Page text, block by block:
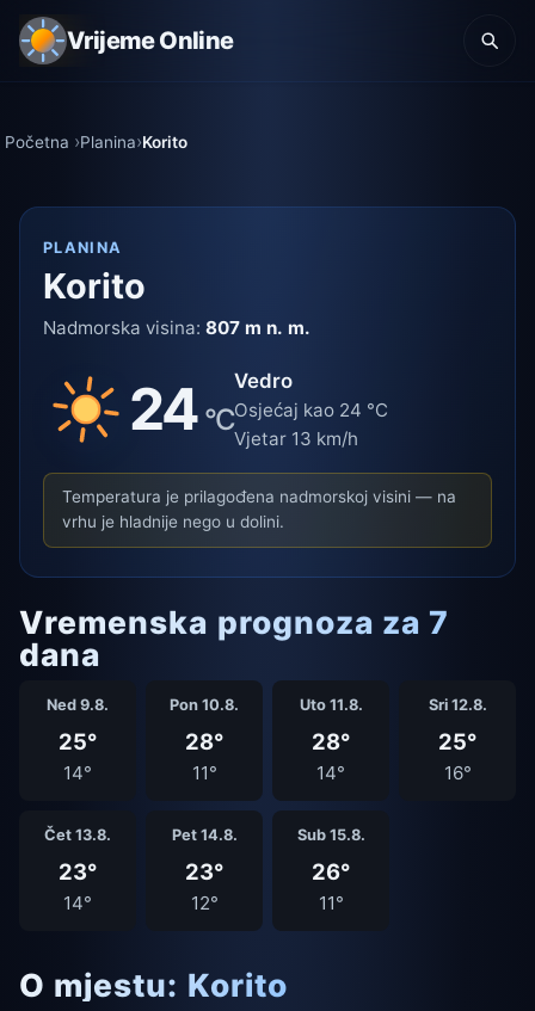
Vrijeme Online
Početna Planina Korito
PLANINA
Korito
Nadmorska visina:807 m n. m.
24 °C
Vedro
Osjećaj kao 24 °C
Vjetar 13 km/h
Temperatura je prilagođena nadmorskoj visini — na
vrhu je hladnije nego u dolini.
Vremenska prognoza za 7
dana
Ned 9.8.
25°
14°
Pon 10.8.
28°
11°
Uto 11.8.
28°
14°
Sri 12.8.
25°
16°
Čet 13.8.
23°
14°
Pet 14.8.
23°
12°
Sub 15.8.
26°
11°
O mjestu: Korito